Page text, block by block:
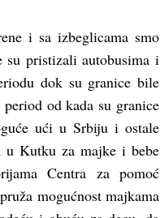
i sa izbeglicama smo
su pristizali autobusima i
dok su granice bile
od kada su granice
ući u Srbiju i ostale
u Kutku za majke i bebe
Centra za pomoć
mogućnost majkama